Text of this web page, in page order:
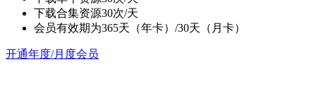
下载合集资源30次/天
会员有效期为365天（年卡）/30天（月卡）
开通年度/月度会员